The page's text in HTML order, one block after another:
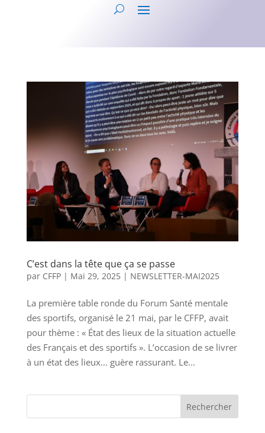
C’est dans la tête que ça se passe
par CFFP| Mai 29, 2025| NEWSLETTER-MAI2025
La première table ronde du Forum Santé mentale
des sportifs, organisé le 21 mai, par le CFFP, avait
pour thème : « État des lieux de la situation actuelle
des Français et des sportifs ». L’occasion de se livrer
à un état des lieux… guère rassurant. Le...
Rechercher